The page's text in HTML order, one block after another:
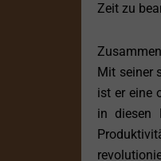
Zeit zu
Mit seiner
ist er eine
in diesen